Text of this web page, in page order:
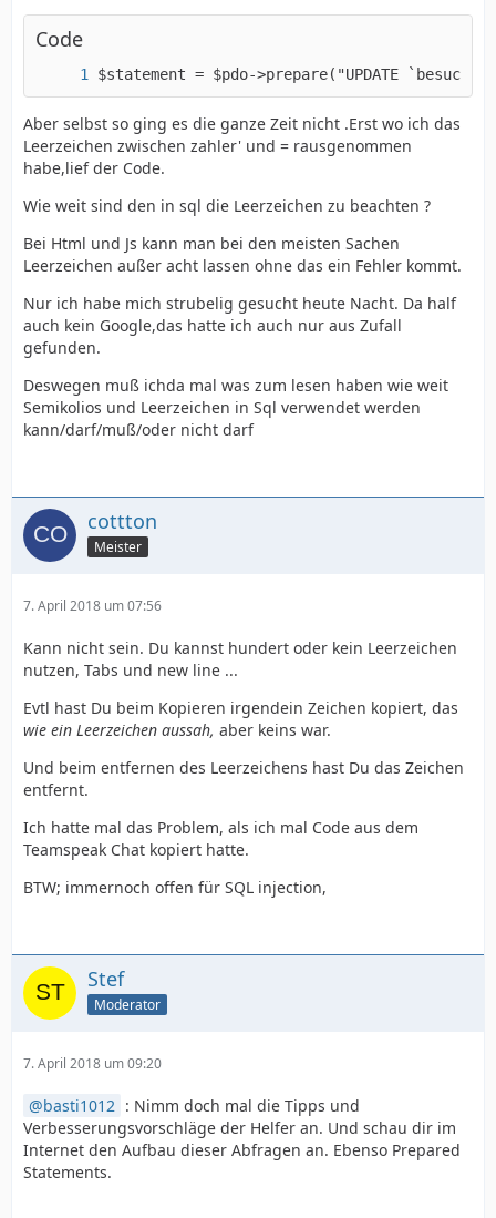
Code
$statement = $pdo->prepare("UPDATE
Aber selbst so ging es die ganze Zeit nicht .Erst wo ich das
Leerzeichen zwischen zahler' und = rausgenommen
habe,lief der Code.
Wie weit sind den in sql die Leerzeichen zu beachten ?
Bei Html und Js kann man bei den meisten Sachen
Leerzeichen außer acht lassen ohne das ein Fehler kommt.
Nur ich habe mich strubelig gesucht heute Nacht. Da half
auch kein Google,das hatte ich auch nur aus Zufall
gefunden.
Deswegen muß ichda mal was zum lesen haben wie weit
Semikolios und Leerzeichen in Sql verwendet werden
kann/darf/muß/oder nicht darf
cottton
Meister
7. April 2018 um 07:56
Kann nicht sein. Du kannst hundert oder kein Leerzeichen
nutzen, Tabs und new line ...
Evtl hast Du beim Kopieren irgendein Zeichen kopiert, das
wie ein Leerzeichen aussah, aber keins war.
Und beim entfernen des Leerzeichens hast Du das Zeichen
entfernt.
Ich hatte mal das Problem, als ich mal Code aus dem
Teamspeak Chat kopiert hatte.
BTW; immernoch offen für SQL injection,
Stef
Moderator
7. April 2018 um 09:20
basti1012 : Nimm doch mal die Tipps und
Verbesserungsvorschläge der Helfer an. Und schau dir im
Internet den Aufbau dieser Abfragen an. Ebenso Prepared
Statements.